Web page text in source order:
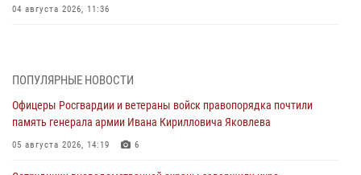
04 августа 2026, 11:36
04 августа 2026, 09:05
Росгвардия обеспечила безопасность граждан на праздновании
Дня ВДВ в Липецке
03 августа 2026, 13:43
ПОПУЛЯРНЫЕ НОВОСТИ
Офицеры Росгвардии и ветераны войск правопорядка почтили
память генерала армии Ивана Кирилловича Яковлева
05 августа 2026, 14:19 6